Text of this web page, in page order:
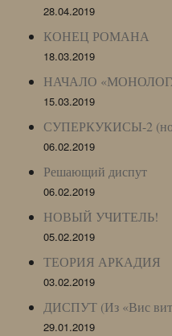
28.04.2019
КОНЕЦ РОМАНА
18.03.2019
НАЧАЛО
15.03.2019
СУПЕРКУКИСЫ-2
06.02.2019
Решающий диспут
06.02.2019
НОВЫЙ УЧИТЕЛЬ!
05.02.2019
ТЕОРИЯ АРКАДИЯ
03.02.2019
ДИСПУТ (Из «Вис
29.01.2019